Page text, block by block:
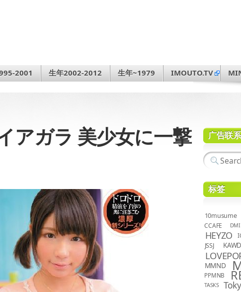
2001 生年2002-2012 生年~1979 IMOUTO.TV
アガラ 美少女に一撃 广告联
标签
10musume
CCAFE DMI
HEYZO
JSSJ KAWD
MMND
PPMNB
TASKS